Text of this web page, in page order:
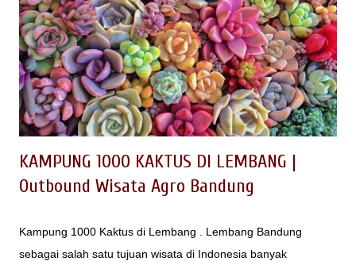
pengertian MICE menurut para pakar: Menurut Pendit
(1999:25) , MICE diartikan sebagai wisata konvensi, dengan
batasan: usaha jasa konvensi, perjalanan insentif, dan
pameran. Merupakan usaha dengan kegiatan memberi jasa
pelayanan bagi suatu pertemuan sekelompok orang
(negarawan, usahawan, cendikiawan dsb) untuk membahas
ma...
KAMPUNG 1000 KAKTUS DI LEMBANG |
Outbound Wisata Agro Bandung
Kampung 1000 Kaktus di Lembang . Lembang Bandung
sebagai salah satu tujuan wisata di Indonesia banyak